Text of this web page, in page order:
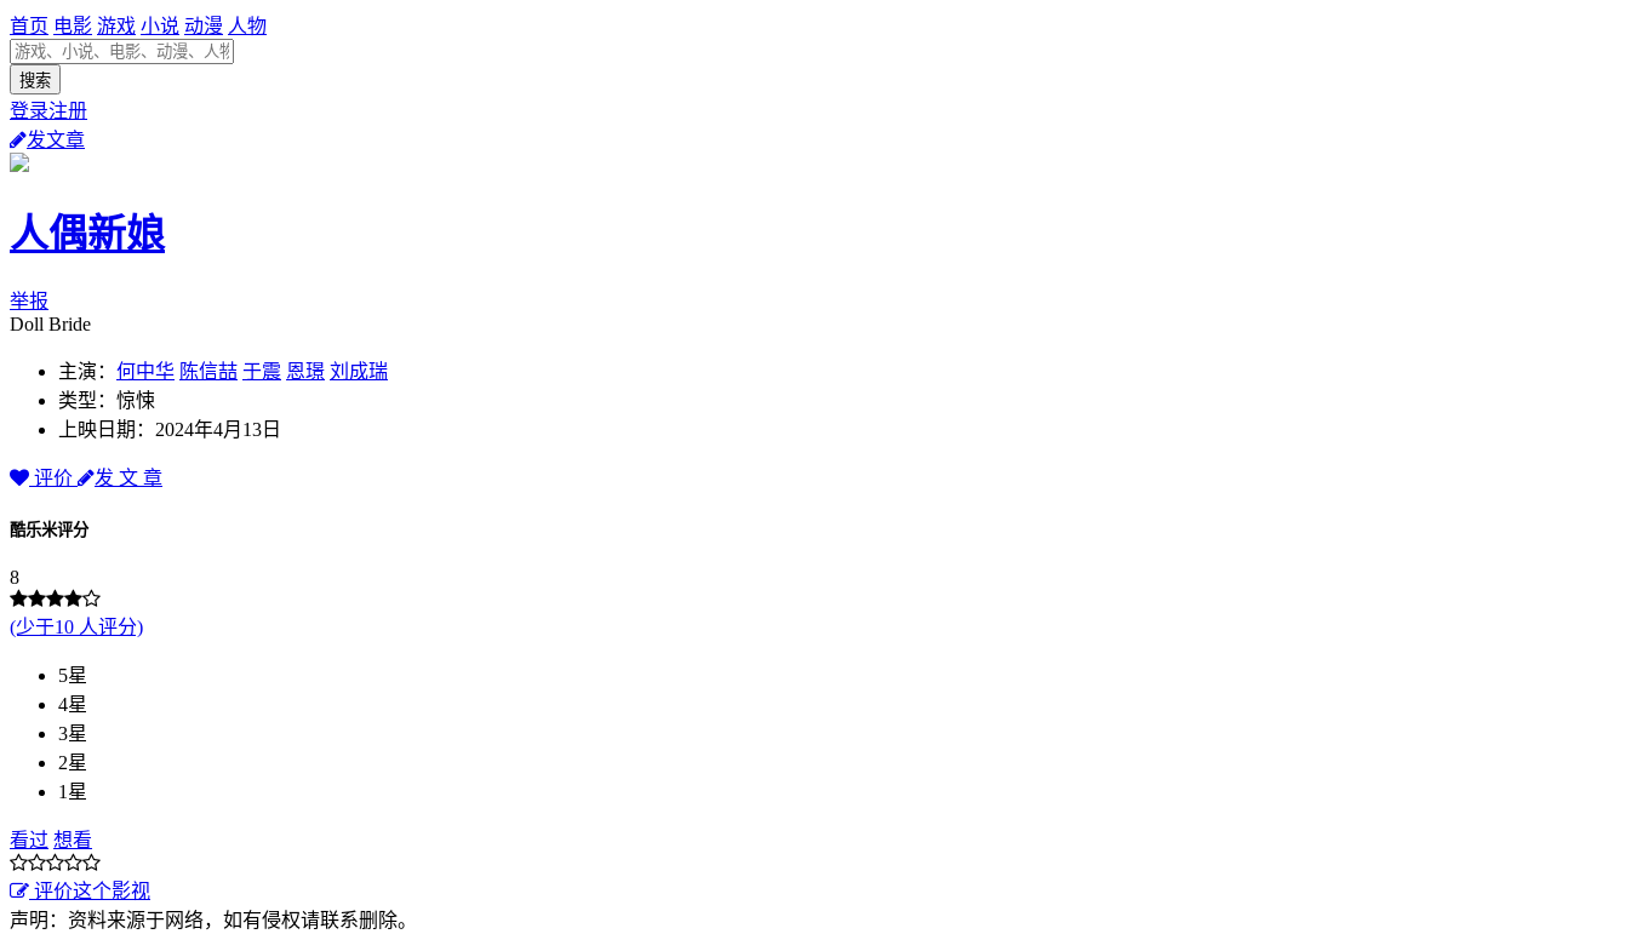
首页 电影 游戏 小说 动漫 人物
登录注册
发文章
人偶新娘
举报
Doll Bride
主演： 何中华 陈信喆 于震 恩璟 刘成瑞
类型：惊悚
上映日期：2024年4月13日
评价 发 文 章
酷乐米评分
8
(少于10 人评分)
5星
4星
3星
2星
1星
看过 想看
评价这个影视
声明：资料来源于网络，如有侵权请联系删除。